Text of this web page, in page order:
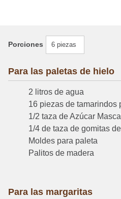
Porciones 6 piezas
Para las paletas de hielo
2 litros de agua
16 piezas de tamarindos
1/2 taza de Azúcar
1/4 de taza de gomitas
Moldes para paleta
Palitos de madera
Para las margaritas